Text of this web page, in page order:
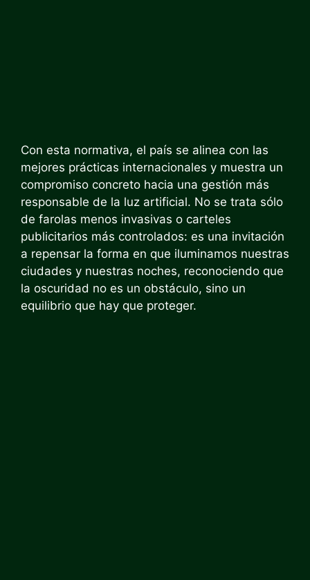
Con esta normativa, el país se alinea con las
mejores prácticas internacionales y muestra un
compromiso concreto hacia una gestión más
responsable de la luz artificial. No se trata sólo
de farolas menos invasivas o carteles
publicitarios más controlados: es una invitación
a repensar la forma en que iluminamos nuestras
ciudades y nuestras noches, reconociendo que
la oscuridad no es un obstáculo, sino un
equilibrio que hay que proteger.